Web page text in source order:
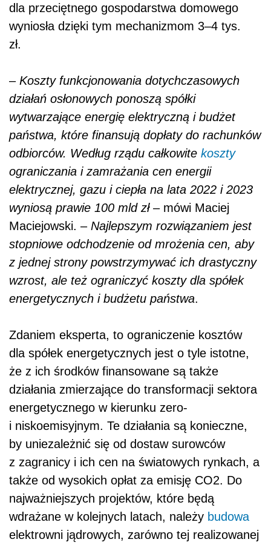
dla przeciętnego gospodarstwa domowego
wyniosła dzięki tym mechanizmom 3–4 tys.
zł.
– Koszty funkcjonowania dotychczasowych
działań osłonowych ponoszą spółki
wytwarzające energię elektryczną i budżet
państwa, które finansują dopłaty do rachunków
odbiorców. Według rządu całkowite koszty
ograniczania i zamrażania cen energii
elektrycznej, gazu i ciepła na lata 2022 i 2023
wyniosą prawie 100 mld zł– mówi Maciej
Maciejowski. – Najlepszym rozwiązaniem jest
stopniowe odchodzenie od mrożenia cen, aby
z jednej strony powstrzymywać ich drastyczny
wzrost, ale też ograniczyć koszty dla spółek
energetycznych i budżetu państwa.
Zdaniem eksperta, to ograniczenie kosztów
dla spółek energetycznych jest o tyle istotne,
że z ich środków finansowane są także
działania zmierzające do transformacji sektora
energetycznego w kierunku zero-
i niskoemisyjnym. Te działania są konieczne,
by uniezależnić się od dostaw surowców
z zagranicy i ich cen na światowych rynkach, a
także od wysokich opłat za emisję CO2. Do
najważniejszych projektów, które będą
wdrażane w kolejnych latach, należy budowa
elektrowni jądrowych, zarówno tej realizowanej